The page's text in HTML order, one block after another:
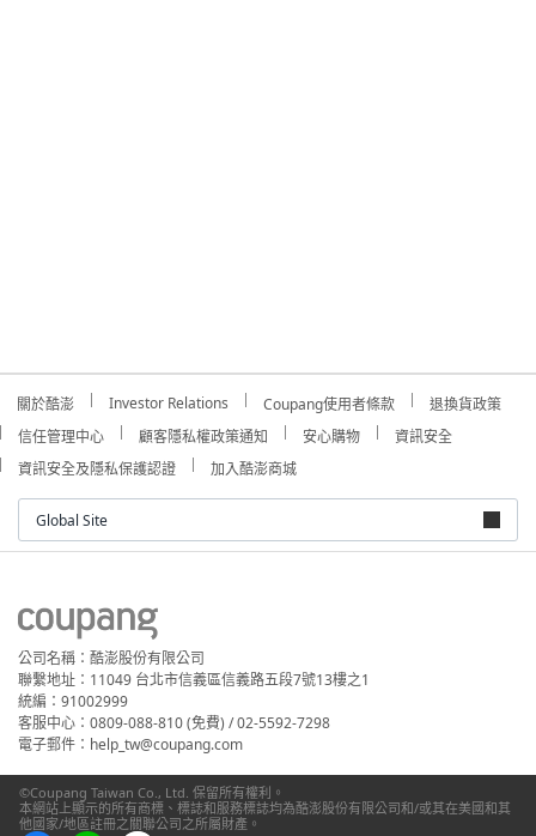
關於酷澎 Investor Relations Coupang使用者條款
退換貨政策
信任管理中心
顧客隱私權政策通知 安心購物
資訊安全
資訊安全及隱私保護認證
加入酷澎商城
Global Site
公司名稱：酷澎股份有限公司
聯繫地址：11049 台北市信義區信義路五段7號13樓之1
統編：91002999
客服中心：0809-088-810 (免費) / 02-5592-7298
電子郵件：help_tw@coupang.com
©Coupang Taiwan Co., Ltd. 保留所有權利。
本網站上顯示的所有商標、標誌和服務標誌均為酷澎股份有限公司和/或其在美國和其
他國家/地區註冊之關聯公司之所屬財產。